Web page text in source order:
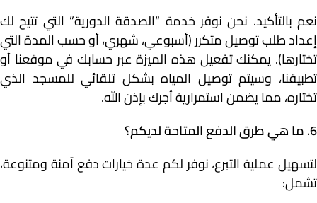
نعم بالتأكيد. نحن نوفر خدمة “الصدقة الدورية” التي تتيح لك
إعداد طلب توصيل متكرر (أسبوعي، شهري، أو حسب المدة التي
تختارها). يمكنك تفعيل هذه الميزة عبر حسابك في موقعنا أو
تطبيقنا، وسيتم توصيل المياه بشكل تلقائي للمسجد الذي
تختاره، مما يضمن استمرارية أجرك بإذن الله.
6. ما هي طرق الدفع المتاحة لديكم؟
لتسهيل عملية التبرع، نوفر لكم عدة خيارات دفع آمنة ومتنوعة،
تشمل: